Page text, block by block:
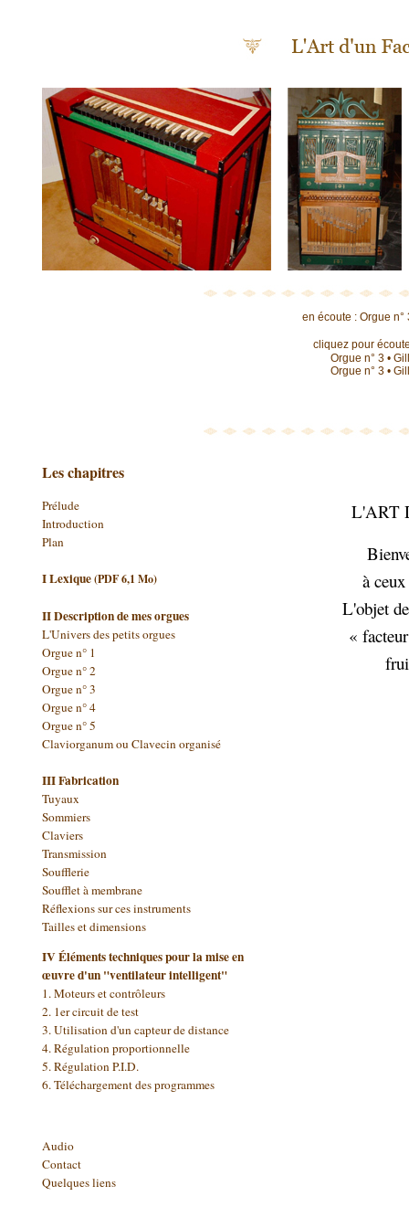
en écoute : Orgue
cliquez pour
Orgue n° 3 •
Orgue n° 3 •
Les chapitres
Prélude
Introduction
Plan
I Lexique(PDF 6,1 Mo)
II Description de mes orgues
L'Univers des petits orgues
Orgue n° 1
Orgue n° 2
Orgue n° 3
Orgue n° 4
Orgue n° 5
Claviorganum ou Clavecin organisé
III Fabrication
Tuyaux
Sommiers
Claviers
Transmission
Soufflerie
Soufflet à membrane
Réflexions sur ces instruments
Tailles et dimensions
IV Éléments techniques pour la mise en
œuvre d'un "ventilateur intelligent"
1. Moteurs et contrôleurs
2. 1er circuit de test
3.Utilisation d'un capteur de distance
4.Régulation proportionnelle
5.Régulation P.I.D.
6. Téléchargement des programmes
Audio
Contact
Quelques liens
L'ART
à
L'objet
«